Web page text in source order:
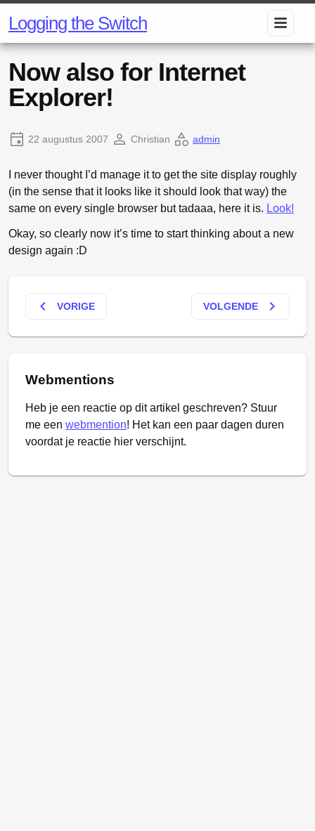
Logging the Switch
Now also for Internet
Explorer!
22 augustus 2007 Christian admin
I never thought I’d manage it to get the site display roughly
(in the sense that it looks like it should look that way) the
same on every single browser but tadaaa, here it is. Look!
Okay, so clearly now it’s time to start thinking about a new
design again :D
keyboard_arrow_left VORIGE VOLGENDE keyboard_arrow_right
Webmentions
Heb je een reactie op dit artikel geschreven? Stuur
me een webmention! Het kan een paar dagen duren
voordat je reactie hier verschijnt.